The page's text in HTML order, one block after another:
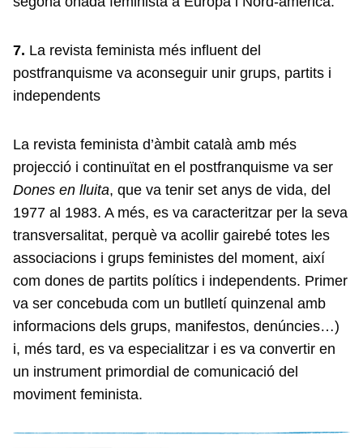
7. La revista feminista més influent del
postfranquisme va aconseguir unir grups, partits i
independents
La revista feminista d’àmbit català amb més
projecció i continuïtat en el postfranquisme va ser
Dones en lluita, que va tenir set anys de vida, del
1977 al 1983. A més, es va caracteritzar per la seva
transversalitat, perquè va acollir gairebé totes les
associacions i grups feministes del moment, així
com dones de partits polítics i independents. Primer
va ser concebuda com un butlletí quinzenal amb
informacions dels grups, manifestos, denúncies…)
i, més tard, es va especialitzar i es va convertir en
un instrument primordial de comunicació del
moviment feminista.